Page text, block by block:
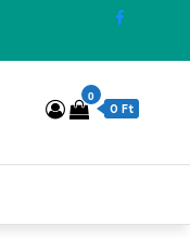
0
0 Ft